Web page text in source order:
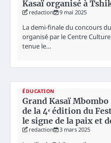
Kasaï organisé à
redaction 9 mai 2025
La demi-finale du concours
organisé par le Centre Culturel
tenue le…
ÉDUCATION
Grand Kasaï
de la 4ᵉ édition du
le signe de la paix et
redaction 3 mars 2025